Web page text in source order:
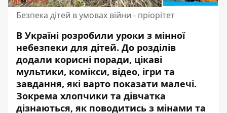
Безпека дітей в умовах війни - пріорітет
В Україні розробили уроки з мінної
небезпеки для дітей. До розділів
додали корисні поради, цікаві
мультики, комікси, відео, ігри та
завдання, які варто показати малечі.
Зокрема хлопчики та дівчатка
дізнаються, як поводитись з мінами та